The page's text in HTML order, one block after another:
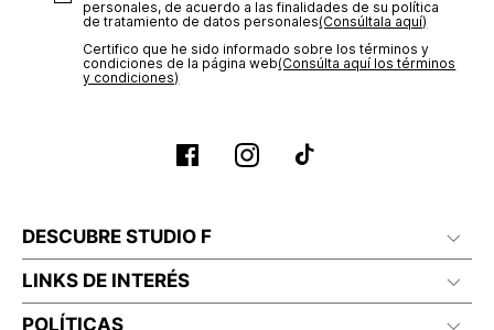
personales, de acuerdo a las finalidades de su política
de tratamiento de datos personales‎(Consúltala aquí)
Certifico que he sido informado sobre los términos y
condiciones de la página web‎(Consúlta aquí los términos
y condiciones)
DESCUBRE STUDIO F
LINKS DE INTERÉS
POLÍTICAS